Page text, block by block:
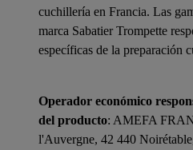
cuchillería en Francia. Las
marca Sabatier Trompette
específicas de la preparación
Operador económico
del producto: AMEFA
l'Auvergne, 42 440